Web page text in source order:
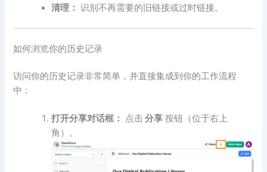
清理： 识别不再需要的旧链接或过时链接。
如何浏览你的历史记录
访问你的历史记录非常简单，并直接集成到你的工作流程
中：
打开分享对话框： 点击分享 按钮（位于右上
角）。